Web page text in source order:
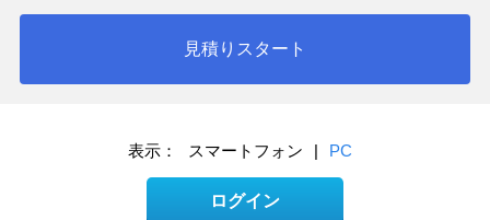
見積りスタート
表示： スマートフォン | PC
ログイン